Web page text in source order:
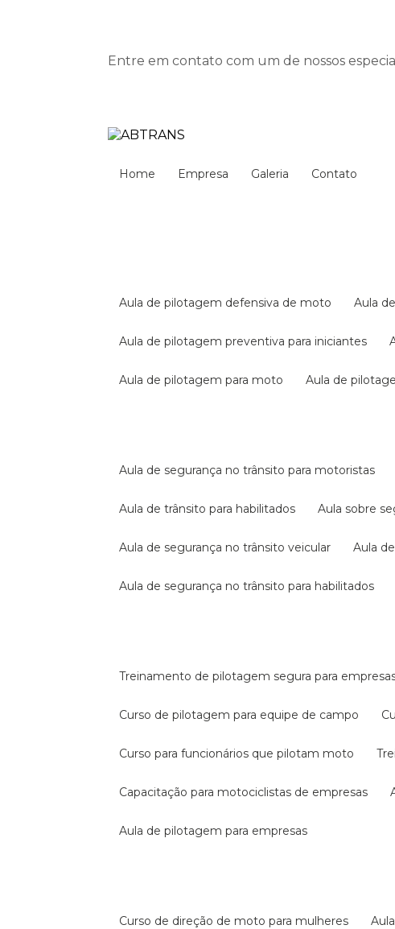
Entre em contato com um de nossos
Home Empresa Galeria Contato
aula de pilotagem defensiva de moto aula
aula de pilotagem preventiva para iniciantes
aula de pilotagem para moto aula de
aula de segurança no trânsito para motoristas
aula de trânsito para habilitados aula sobre
aula de segurança no trânsito veicular aula
aula de segurança no trânsito para habilitados
treinamento de pilotagem segura para
curso de pilotagem para equipe de campo
curso para funcionários que pilotam moto
capacitação para motociclistas de empresas
aula de pilotagem para empresas
curso de direção de moto para mulheres